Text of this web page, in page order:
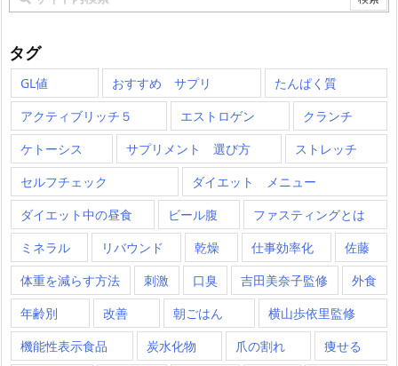
タグ
GL値 おすすめ サプリ
たんぱく質
アクティブリッチ５
エストロゲン
クランチ
ケトーシス
サプリメント 選び方
ストレッチ
セルフチェック
ダイエット メニュー
ダイエット中の昼食
ビール腹
ファスティングとは
ミネラル
リバウンド 乾燥 仕事効率化
佐藤
体重を減らす方法
刺激 口臭 吉田美奈子監修
外食
年齢別
改善 朝ごはん
横山歩依里監修
機能性表示食品
炭水化物 爪の割れ 痩せる